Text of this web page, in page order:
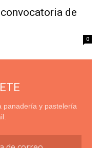
de
0
panadería y pastelería